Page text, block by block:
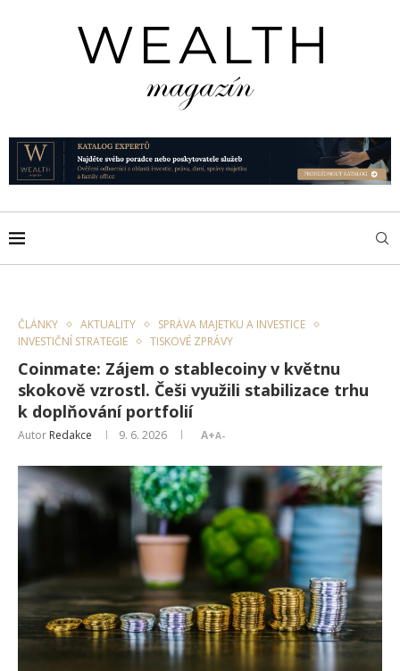
ČLÁNKY AKTUALITY
SPRÁVA MAJETKU A INVESTICE
INVESTIČNÍ STRATEGIE
TISKOVÉ ZPRÁVY
Coinmate: Zájem o stablecoiny v květnu
skokově vzrostl. Češi využili stabilizace trhu
k doplňování portfolií
Autor Redakce 9. 6. 2026 A+A-